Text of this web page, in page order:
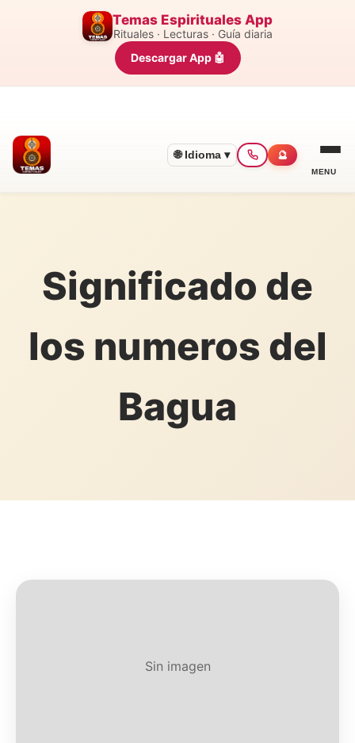
Temas Espirituales App
Rituales · Lecturas · Guía diaria
Descargar App 🤖
🌐 Idioma ▾ 🔮
MENU
Significado de
los numeros del
Bagua
Sin imagen